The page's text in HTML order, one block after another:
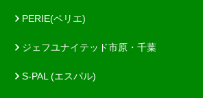
PERIE(ペリエ)
ジェフユナイテッド市原・千葉
S-PAL (エスパル)